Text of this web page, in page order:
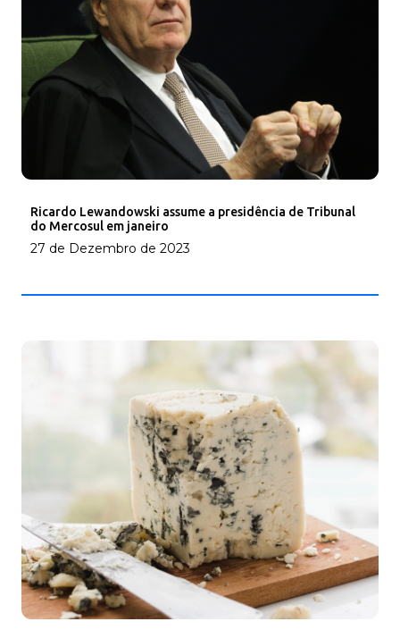
Ricardo Lewandowski assume a presidência de Tribunal
do Mercosul em janeiro
27 de Dezembro de 2023